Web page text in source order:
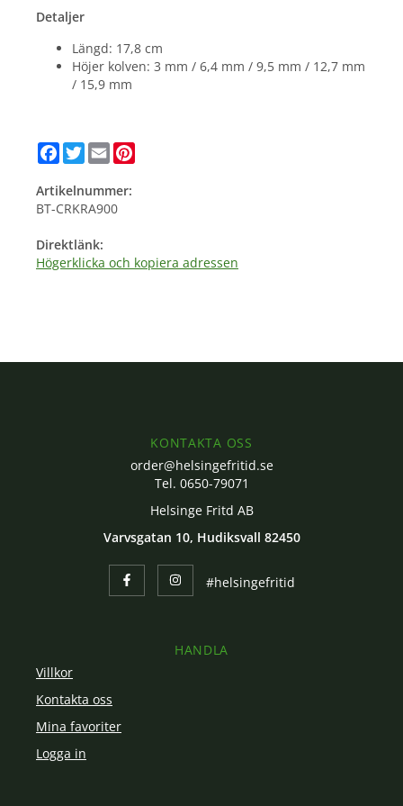
Detaljer
Längd: 17,8 cm
Höjer kolven: 3 mm / 6,4 mm / 9,5 mm / 12,7 mm
/ 15,9 mm
Facebook
Twitter
Email
Artikelnummer:
BT-CRKRA900
Direktlänk:
Högerklicka och kopiera adressen
KONTAKTA OSS
order@helsingefritid.se
Tel. 0650-79071
Helsinge Fritd AB
Varvsgatan 10, Hudiksvall 82450
#helsingefritid
HANDLA
Villkor
Kontakta oss
Mina favoriter
Logga in